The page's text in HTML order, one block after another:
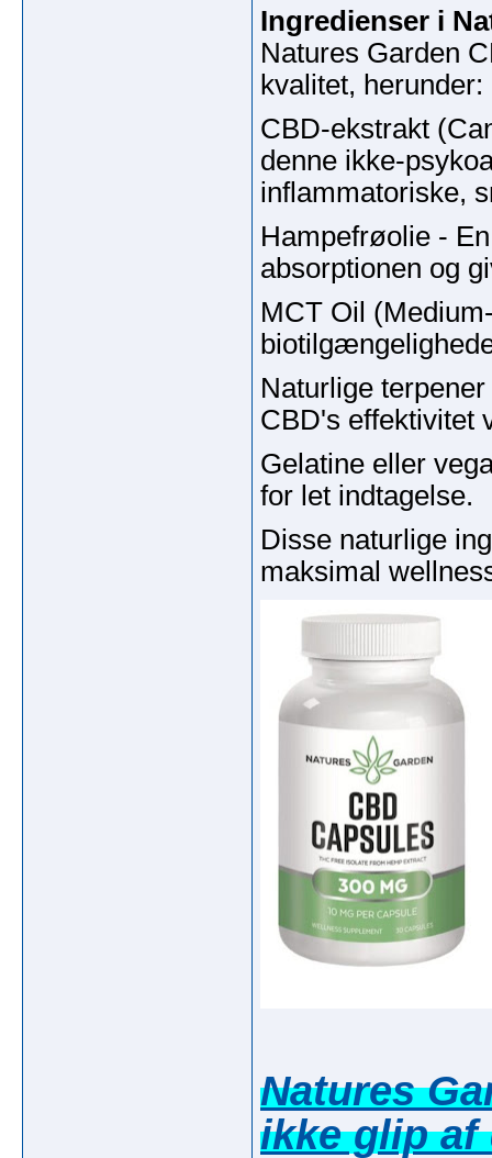
Ingredienser i
Natures Garden
kvalitet, herunder:
CBD-ekstrakt
denne ikke-
inflammatoriske,
Hampefrøolie -
absorptionen og
MCT Oil
Naturlige
CBD's effektivitet
Gelatine eller
for let indtagelse.
Disse naturlige
maksimal
Natures
ikke glip af